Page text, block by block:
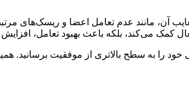
آن، مانند عدم تعامل اعضا و ریسک‌های
کمک می‌کند، بلکه باعث بهبود تعامل،
خود را به سطح بالاتری از موفقیت